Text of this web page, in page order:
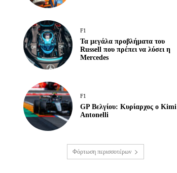
F1
Τα μεγάλα προβλήματα του
Russell που πρέπει να λύσει η
Mercedes
F1
GP Βελγίου: Κυρίαρχος ο Kimi
Antonelli
Φόρτωση περισσοτέρων